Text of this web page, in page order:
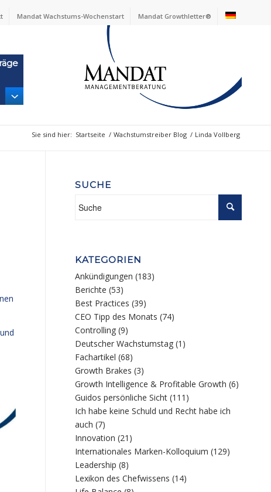
Mandat Wachstums-Wochenstart Mandat Growthletter®
Sie sind hier: Startseite / Wachstumstreiber Blog / Linda Vollberg
SUCHE
KATEGORIEN
Ankündigungen (183)
Berichte (53)
Best Practices (39)
CEO Tipp des Monats (74)
Controlling (9)
Deutscher Wachstumstag (1)
Fachartikel (68)
Growth Brakes (3)
Growth Intelligence & Profitable Growth (6)
Guidos persönliche Sicht (111)
Ich habe keine Schuld und Recht habe ich
auch (7)
Innovation (21)
Internationales Marken-Kolloquium (129)
Leadership (8)
Lexikon des Chefwissens (14)